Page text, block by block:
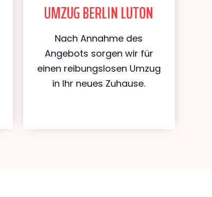
UMZUG BERLIN LUTON
Nach Annahme des
Angebots sorgen wir für
einen reibungslosen Umzug
in Ihr neues Zuhause.